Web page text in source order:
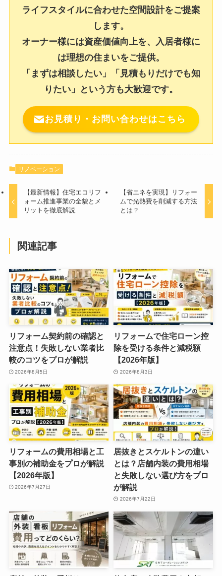
ライフスタイルに合わせた空間設計をご提案
します。
オーナー様には資産価値向上を、入居者様に
は理想の住まいをご提供。
「まずは相談したい」「見積もりだけでも知
りたい」という方も大歓迎です。
お見積り・お問い合わせはこちら
リノベーション
【最新情報】住宅エコリフ
ォーム推進事業の全貌とメ
リットを徹底解説
【省エネを実現】リフォー
ムで光熱費を削減する方法
とは？
関連記事
リフォーム契約前の確認と
注意点！失敗しない業者比
較のコツをプロが解説
2026年8月5日
リフォームで住宅ローン控
除を受ける条件と減税額
【2026年版】
2026年8月3日
リフォームの費用相場と工
事別の補助金をプロが解説
【2026年版】
2026年7月27日
居抜きとスケルトンの違い
とは？店舗内装の費用相場
と失敗しない選び方をプロ
が解説
2026年7月22日